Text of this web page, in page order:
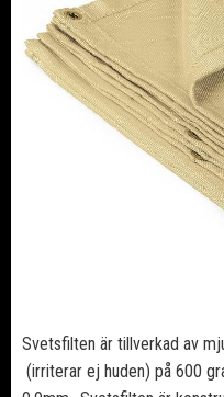
Svetsfilten är tillverkad av
(irriterar ej huden) på 600